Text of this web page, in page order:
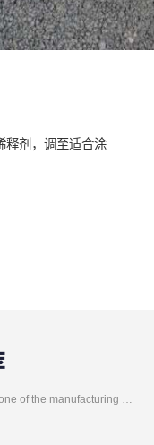
释剂，调至适合涂
Development, design, production and sales in one of the manufacturing enterprises